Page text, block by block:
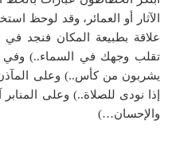
الآثار أو العمائر، وقد لوحظ
والإحسان…)